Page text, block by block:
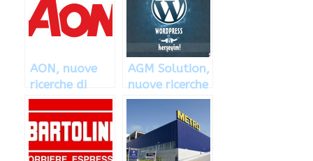
AON, nuove
ricerche di
personale a
Milano e
Modena
AGM Solution,
nuove ricerche
di personale a
Torino e
Milano